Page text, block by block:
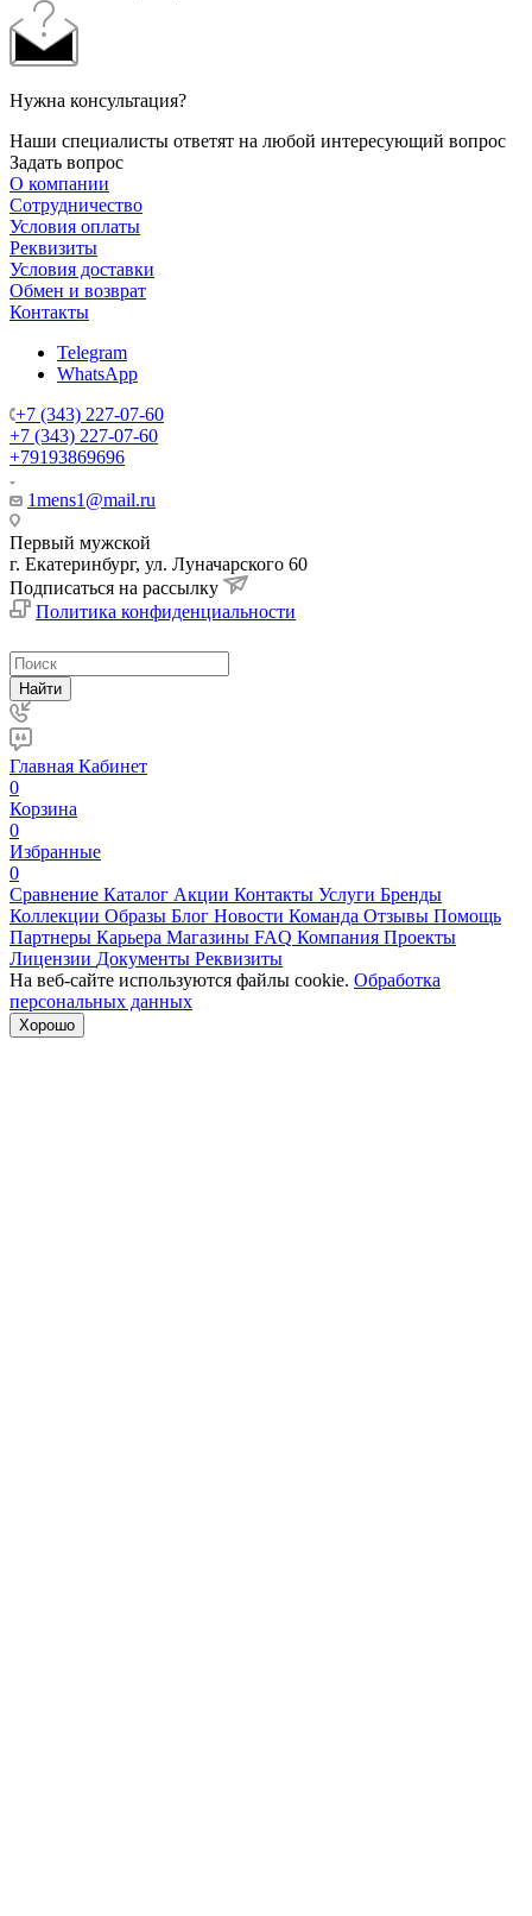
Нужна консультация?
Наши специалисты ответят на любой интересующий вопрос
Задать вопрос
О компании
Сотрудничество
Условия оплаты
Реквизиты
Условия доставки
Обмен и возврат
Контакты
Telegram
WhatsApp
+7 (343) 227-07-60
+7 (343) 227-07-60
+79193869696
1mens1@mail.ru
Первый мужской
г. Екатеринбург, ул. Луначарского 60
Подписаться на рассылку
Политика конфиденциальности
Найти
Главная Кабинет
0
Корзина
0
Избранные
0
Сравнение Каталог Акции Контакты Услуги Бренды
Коллекции Образы Блог Новости Команда Отзывы Помощь
Партнеры Карьера Магазины FAQ Компания Проекты
Лицензии Документы Реквизиты
На веб-сайте используются файлы cookie. Обработка
персональных данных
Хорошо